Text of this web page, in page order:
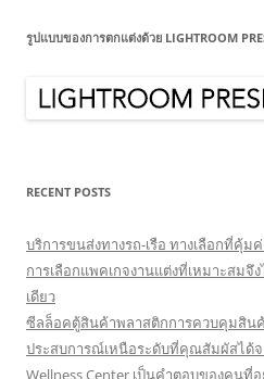
รูปแบบของการตกแต่งด้วย LIGHTROOM
RECENT POSTS
บริการขนส่งทางรถ-เรือ ทางเลือกที่คุ้ม
การเลือกแพคเกจงานแต่งที่เหมาะสมจึ
เดียว
ซีลล็อคตู้สินค้าพลาสติกการควบคุมสิน
ประสบการณ์เหนือระดับที่คุณสัมผัสได้
Wellness Center เป็นคำตอบของคนที่